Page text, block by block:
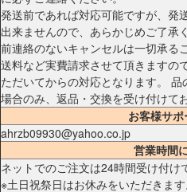
発送前であれば対応可能ですが、発
出来ませんので、あらかじめご了承
前連絡のないキャンセルは一切承る
送料など実費請求させて頂きますの
ただいてからの対応となります。
場合のみ、返品・交換を受け付けて
お客様サ
ahrzb09930@yahoo.co.jp
営業時間
ネットでのご注文は24時間受け付け
※土日祝祭日はお休みをいただきま